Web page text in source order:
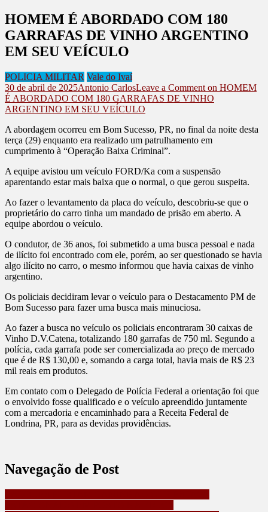
HOMEM É ABORDADO COM 180
GARRAFAS DE VINHO ARGENTINO
EM SEU VEÍCULO
POLICIA MILITAR Vale do Ivaí
30 de abril de 2025Antonio CarlosLeave a Comment on HOMEM
É ABORDADO COM 180 GARRAFAS DE VINHO
ARGENTINO EM SEU VEÍCULO
A abordagem ocorreu em Bom Sucesso, PR, no final da noite desta
terça (29) enquanto era realizado um patrulhamento em
cumprimento à “Operação Baixa Criminal”.
A equipe avistou um veículo FORD/Ka com a suspensão
aparentando estar mais baixa que o normal, o que gerou suspeita.
Ao fazer o levantamento da placa do veículo, descobriu-se que o
proprietário do carro tinha um mandado de prisão em aberto. A
equipe abordou o veículo.
O condutor, de 36 anos, foi submetido a uma busca pessoal e nada
de ilícito foi encontrado com ele, porém, ao ser questionado se havia
algo ilícito no carro, o mesmo informou que havia caixas de vinho
argentino.
Os policiais decidiram levar o veículo para o Destacamento PM de
Bom Sucesso para fazer uma busca mais minuciosa.
Ao fazer a busca no veículo os policiais encontraram 30 caixas de
Vinho D.V.Catena, totalizando 180 garrafas de 750 ml. Segundo a
polícia, cada garrafa pode ser comercializada ao preço de mercado
que é de R$ 130,00 e, somando a carga total, havia mais de R$ 23
mil reais em produtos.
Em contato com o Delegado de Polícia Federal a orientação foi que
o envolvido fosse qualificado e o veículo apreendido juntamente
com a mercadoria e encaminhado para a Receita Federal de
Londrina, PR, para as devidas providências.
Navegação de Post